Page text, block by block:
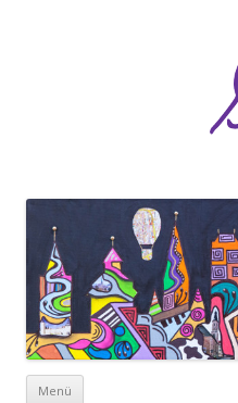
Menü